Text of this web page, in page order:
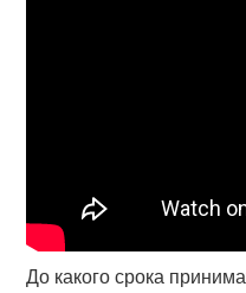
До какого срока